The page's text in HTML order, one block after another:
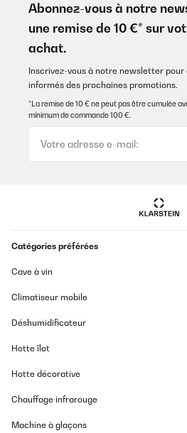
Abonnez-vous à notre
une remise de 10 €* sur
achat.
Inscrivez-vous à notre newsletter
informés des prochaines promotions.
*La remise de 10 € ne peut pas être cumulée
minimum de commande 100 €.
Catégories préférées
Cave à vin
Climatiseur mobile
Déshumidificateur
Hotte îlot
Hotte décorative
Chauffage infrarouge
Machine à glaçons